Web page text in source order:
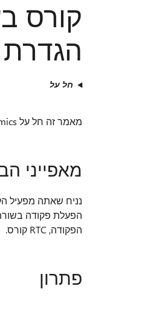
קורס
חל על
מאמר זה חל על Microsoft Dynamics ניווט עבור כל המדינות והאזורים כל שפה.
מאפייני
הפעלת פקודה
הפקודה, RTC קורס.
פתרון